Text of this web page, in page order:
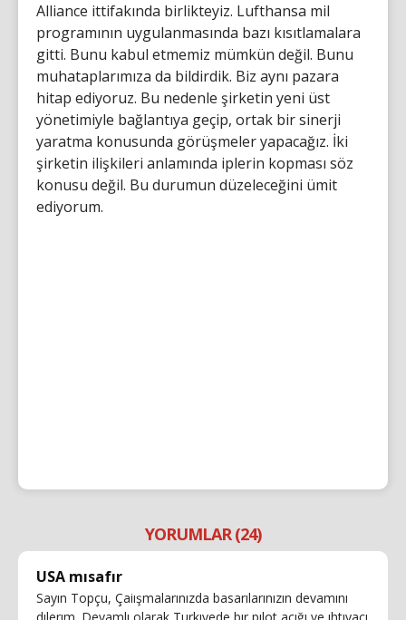
Alliance ittifakında birlikteyiz. Lufthansa mil
programının uygulanmasında bazı kısıtlamalara
gitti. Bunu kabul etmemiz mümkün değil. Bunu
muhataplarımıza da bildirdik. Biz aynı pazara
hitap ediyoruz. Bu nedenle şirketin yeni üst
yönetimiyle bağlantıya geçip, ortak bir sinerji
yaratma konusunda görüşmeler yapacağız. İki
şirketin ilişkileri anlamında iplerin kopması söz
konusu değil. Bu durumun düzeleceğini ümit
ediyorum.
YORUMLAR (24)
USA mısafır
Sayın Topçu, Çaiışmalarınızda basarılarınızın devamını